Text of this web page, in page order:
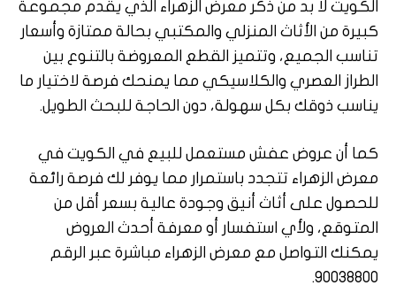
الكويت لا بد من ذكر معرض الزهراء الذي يقدم مجموعة
كبيرة من الأثاث المنزلي والمكتبي بحالة ممتازة وأسعار
تناسب الجميع، وتتميز القطع المعروضة بالتنوع بين
الطراز العصري والكلاسيكي مما يمنحك فرصة لاختيار ما
يناسب ذوقك بكل سهولة، دون الحاجة للبحث الطويل.
كما أن عروض عفش مستعمل للبيع في الكويت في
معرض الزهراء تتجدد باستمرار مما يوفر لك فرصة رائعة
للحصول على أثاث أنيق وجودة عالية بسعر أقل من
المتوقع، ولأي استفسار أو معرفة أحدث العروض
يمكنك التواصل مع معرض الزهراء مباشرة عبر الرقم
90038800.